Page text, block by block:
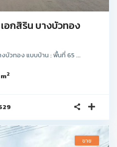
อกสิริน บางบัวทอง
บัวทอง แบบบ้าน : พื้นที่ 65 ...
2
ขาย